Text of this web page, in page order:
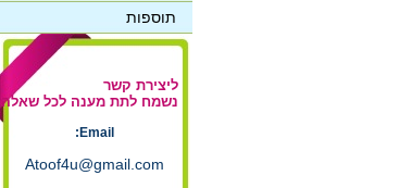
תוספות
ליצירת קשר
נשמח לתת מענה לכל שאלה
Email:
Atoof4u@gmail.com